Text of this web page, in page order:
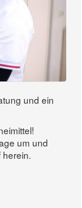
und ein
um und